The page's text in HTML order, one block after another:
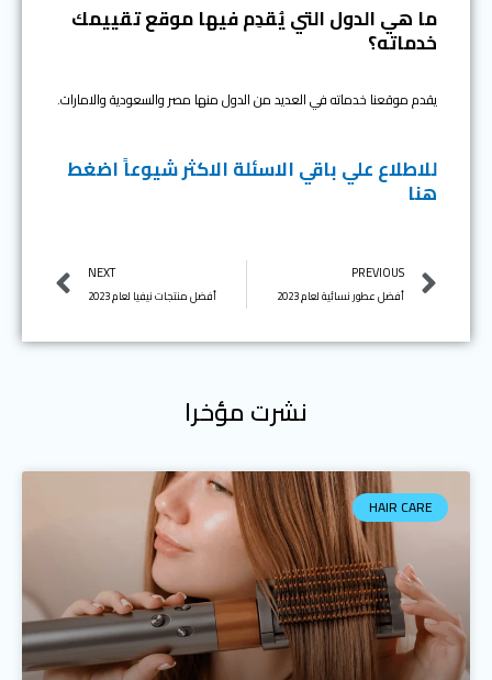
ما هي الدول التي يُقدِم فيها موقع تقييمك
خدماته؟
يقدم موقعنا خدماته في العديد من الدول منها مصر والسعودية والامارات.
للاطلاع علي باقي الاسئلة الاكثر شيوعاً اضغط
هنا
Prev
PREVIOUS
أفضل عطور نسائية لعام 2023
NEXT
أفضل منتجات نيفيا لعام 2023
نشرت مؤخرا
HAIR CARE